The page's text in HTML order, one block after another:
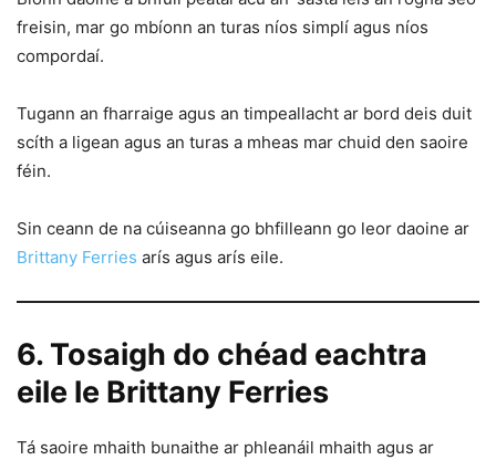
freisin, mar go mbíonn an turas níos simplí agus níos
compordaí.
Tugann an fharraige agus an timpeallacht ar bord deis duit
scíth a ligean agus an turas a mheas mar chuid den saoire
féin.
Sin ceann de na cúiseanna go bhfilleann go leor daoine ar
Brittany Ferries arís agus arís eile.
6. Tosaigh do chéad eachtra
eile le Brittany Ferries
Tá saoire mhaith bunaithe ar phleanáil mhaith agus ar